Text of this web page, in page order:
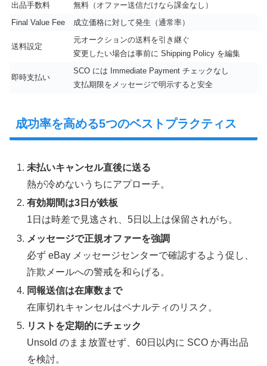
出品手数料
無料（オファー送信だけなら課金なし）
Final Value Fee
成立価格に対して発生（通常率）
送料設定
元オークションの送料を引き継ぐ
変更したい場合は事前に Shipping Policy を編集
即時支払い
SCO には Immediate Payment チェックなし
支払期限をメッセージで明示すると安全
成功率を高める5つのベストプラクティス
未払いキャンセル直後に送る
熱が冷めないうちにアプローチ。
有効期間は3日が鉄板
1日は時差で見逃され、5日以上は保留されがち。
メッセージで正規オファーを強調
必ず eBay メッセージセンターで確認するよう促し、
詐欺メールへの警戒を和らげる。
同報送信は在庫数まで
在庫切れキャンセルはペナルティのリスク。
リストを定期的にチェック
Unsold のまま放置せず、60日以内に SCO か再出品
を検討。